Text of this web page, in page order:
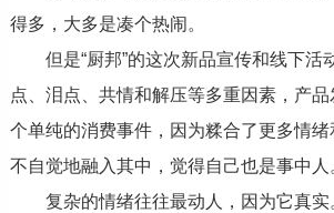
得多，大多是凑个热闹。
但是“厨邦”的这次新品宣传和线下活
点、泪点、共情和解压等多重因素，产
个单纯的消费事件，因为糅合了更多情
不自觉地融入其中，觉得自己也是事中人
复杂的情绪往往最动人，因为它真实